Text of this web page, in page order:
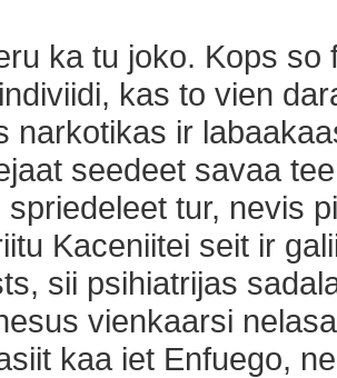
ka tu joko. Kops so
kas to vien
narkotikas ir
seedeet savaa
spriedeleet tur, nevis
Kaceniitei seit ir
sii psihiatrijas
vienkaarsi
kaa iet Enfuego,